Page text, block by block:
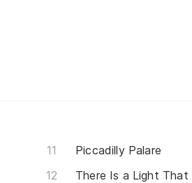
Piccadilly Palare
There Is a Light That